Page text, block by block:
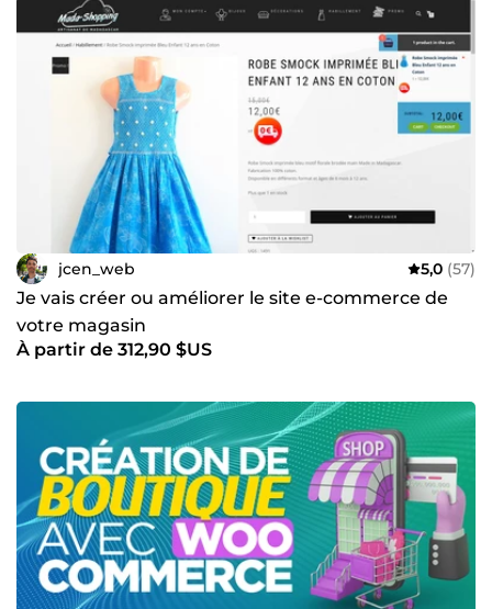
jcen_web 5,0 (57)
Je vais créer ou améliorer le site e-commerce de
votre magasin
À partir de 312,90 $US